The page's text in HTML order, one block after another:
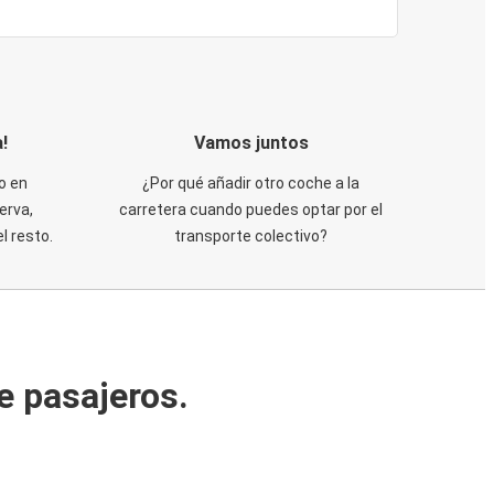
en
resto.
Vamos juntos
¿Por qué añadir otro coche a la
carretera cuando puedes optar por el
transporte colectivo?
pasajeros.